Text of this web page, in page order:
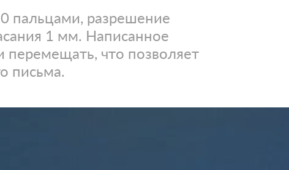
пальцами, разрешение
1 мм. Написанное
что позволяет
письма.